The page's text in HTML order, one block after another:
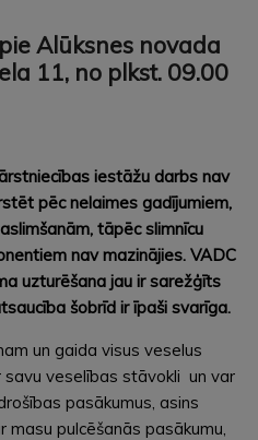
Alūksnes novada
11, no plkst. 09.00
iestāžu darbs nav
pēc nelaimes gadījumiem,
tāpēc slimnīcu
nav mazinājies. VADC
uzturēšana jau ir sarežģīts
šobrīd ir īpaši svarīga.
un gaida visus veselus
savu veselības stāvokli un var
pasākumus, asins
pulcēšanās pasākumu,